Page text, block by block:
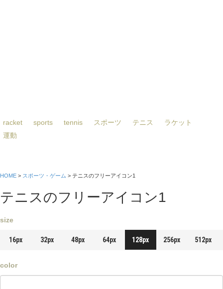
racket sports tennis スポーツ テニス
ラケット
運動
HOME > スポーツ・ゲーム > テニスのフリーアイコン1
テニスのフリーアイコン1
size
16px 32px 48px 64px 128px 256px 512px
color